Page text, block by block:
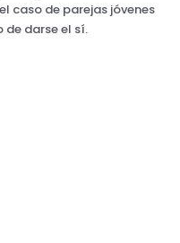
caso de parejas jóvenes
de darse el sí.